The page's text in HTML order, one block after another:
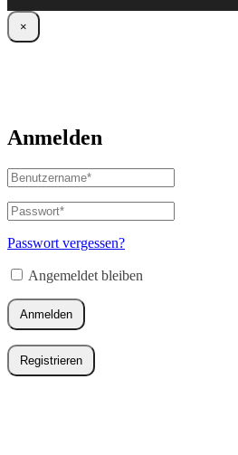
×
Anmelden
Benutzername
oder
E-
Mail-
Adresse*
Passwort*
Erforderlich
Passwort vergessen?
Angemeldet bleiben
Anmelden
Registrieren